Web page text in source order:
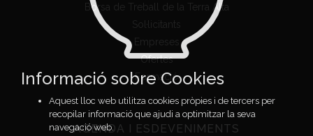
Borsa de Treball de la Terra Alta
Sol·licitants
Empreses
Ofertes
Formació
AGENDA I ESDEVENIMENTS
Informació sobre Cookies
Aquest lloc web utilitza cookies pròpies i de tercers per
recopilar informació que ajudi a optimitzar la seva
navegació web.